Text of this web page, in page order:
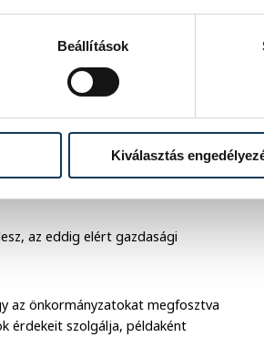
Beállítások
Kiválasztás
rá.
lesznek-e, és fel tudnak-e lépni
olyanok, akiknek nem érdeke az
egy atomizált ország
ők vajon felelősen gondolkoznak-
az eddig elért gazdasági
az önkormányzatokat megfosztva
érdekeit szolgálja, példaként